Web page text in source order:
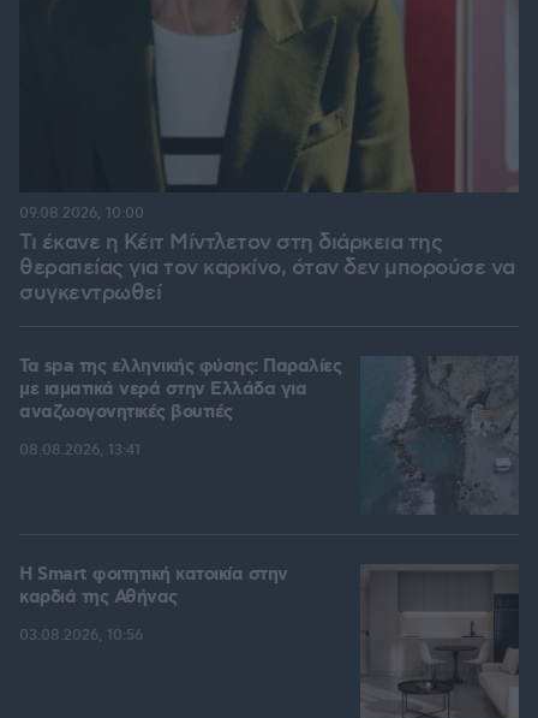
Τι έκανε η Κέιτ Μίντλετον στη διάρκεια της
θεραπείας για τον καρκίνο, όταν δεν μπορούσε να
συγκεντρωθεί
09.08.2026, 10:00
Τα spa της ελληνικής φύσης: Παραλίες
με ιαματικά νερά στην Ελλάδα για
αναζωογονητικές βουτιές
08.08.2026, 13:41
Η Smart φοιτητική κατοικία στην
καρδιά της Αθήνας
03.08.2026, 10:56